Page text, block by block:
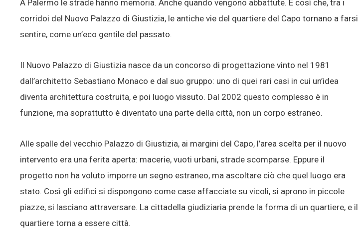
A Palermo le strade hanno memoria. Anche quando vengono abbattute. È così che, tra i
corridoi del Nuovo Palazzo di Giustizia, le antiche vie del quartiere del Capo tornano a farsi
sentire, come un’eco gentile del passato.
Il Nuovo Palazzo di Giustizia nasce da un concorso di progettazione vinto nel 1981
dall’architetto Sebastiano Monaco e dal suo gruppo: uno di quei rari casi in cui un’idea
diventa architettura costruita, e poi luogo vissuto. Dal 2002 questo complesso è in
funzione, ma soprattutto è diventato una parte della città, non un corpo estraneo.
Alle spalle del vecchio Palazzo di Giustizia, ai margini del Capo, l’area scelta per il nuovo
intervento era una ferita aperta: macerie, vuoti urbani, strade scomparse. Eppure il
progetto non ha voluto imporre un segno estraneo, ma ascoltare ciò che quel luogo era
stato. Così gli edifici si dispongono come case affacciate su vicoli, si aprono in piccole
piazze, si lasciano attraversare. La cittadella giudiziaria prende la forma di un quartiere, e il
quartiere torna a essere città.